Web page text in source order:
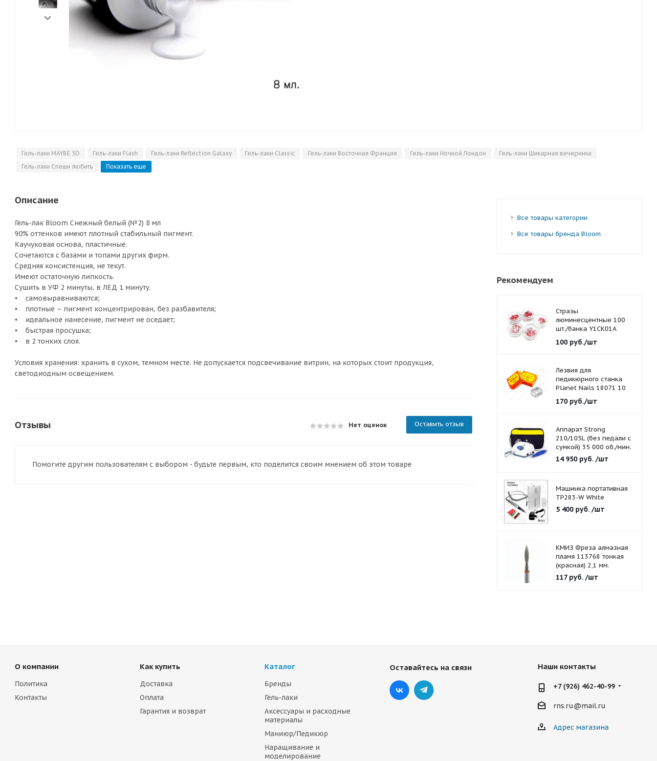
Гель-лаки MAYBE 5D Гель-лаки Flash Гель-лаки Reflection Galaxy Гель-лаки Classic Гель-лаки Восточная Франция Гель-лаки Ночной Лондон
Гель-лаки Шикарная вечеринка
Гель-лаки Спеши любить
Показать еще
Описание
Гель-лак Bloom Снежный белый (№2) 8 мл
90% оттенков имеют плотный стабильный пигмент.
Каучуковая основа, пластичные.
Сочетаются с базами и топами других фирм.
Средняя консистенция, не текут.
Имеют остаточную липкость.
Сушить в УФ 2 минуты, в ЛЕД 1 минуту.
• самовыравниваются;
• плотные – пигмент концентрирован, без разбавителя;
• идеальное нанесение, пигмент не оседает;
• быстрая просушка;
• в 2 тонких слоя.
Условия хранения: хранить в сухом, темном месте. Не допускается подсвечивание витрин, на которых стоит продукция,
светодиодным освещением.
Отзывы Нет оценок Оставить отзыв
Помогите другим пользователям с выбором - будьте первым, кто поделится своим мнением об этом товаре
Все товары категории
Все товары бренда Bloom
Рекомендуем
Стразы
люминесцентные 100
шт./банка Y1CK01A
красные 1,5 мм.
100руб./шт
Лезвия для
педикюрного станка
Planet Nails 18071 10
170руб./шт
Аппарат Strong
210/105L (без педали с
сумкой) 35 000 об./мин.
14 950руб. /шт
Машинка портативная
TP283-W White
5 400руб. /шт
КМИЗ Фреза алмазная
пламя 113768 тонкая
(красная) 2,1 мм.
117руб. /шт
О компании
Политика
Контакты
Как купить
Доставка
Оплата
Гарантия и возврат
Каталог
Бренды
Гель-лаки
Аксессуары и расходные
материалы
Маниюр/Педикюр
Наращивание и
моделирование
Оставайтесь на связи Наши контакты
+7 (926) 462-40-99
rns.ru@mail.ru
Адрес магазина